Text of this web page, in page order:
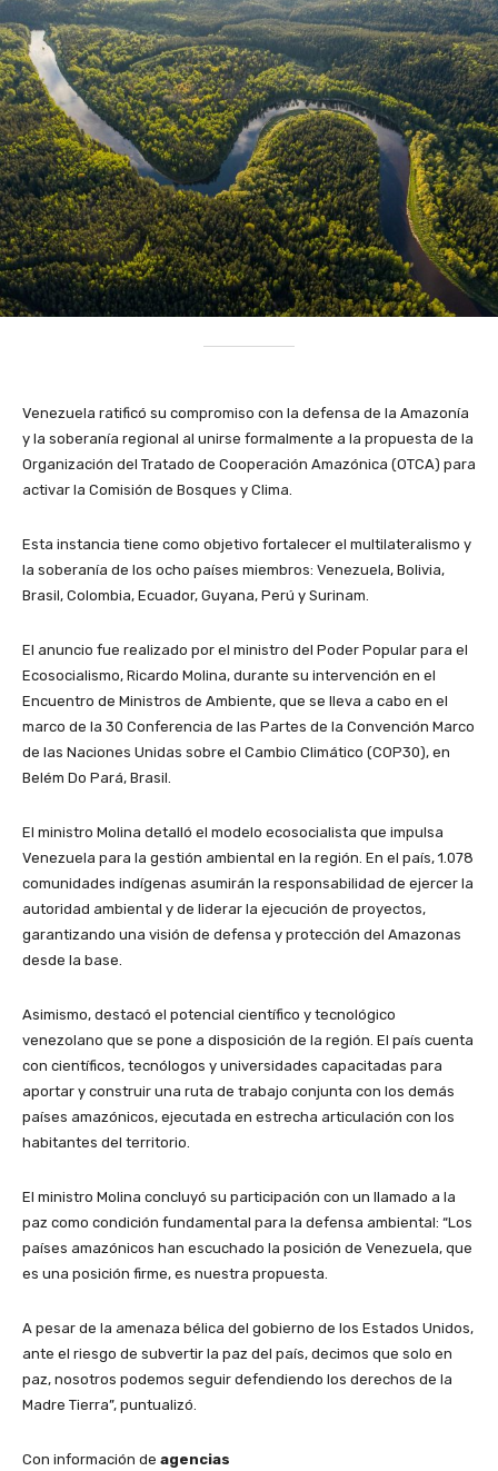
Venezuela ratificó su compromiso con la defensa de la Amazonía
y la soberanía regional al unirse formalmente a la propuesta de la
Organización del Tratado de Cooperación Amazónica (OTCA) para
activar la Comisión de Bosques y Clima.
Esta instancia tiene como objetivo fortalecer el multilateralismo y
la soberanía de los ocho países miembros: Venezuela, Bolivia,
Brasil, Colombia, Ecuador, Guyana, Perú y Surinam.
​El anuncio fue realizado por el ministro del Poder Popular para el
Ecosocialismo, Ricardo Molina, durante su intervención en el
Encuentro de Ministros de Ambiente, que se lleva a cabo en el
marco de la 30 Conferencia de las Partes de la Convención Marco
de las Naciones Unidas sobre el Cambio Climático (COP30), en
Belém Do Pará, Brasil.
​El ministro Molina detalló el modelo ecosocialista que impulsa
Venezuela para la gestión ambiental en la región. En el país, 1.078
comunidades indígenas asumirán la responsabilidad de ejercer la
autoridad ambiental y de liderar la ejecución de proyectos,
garantizando una visión de defensa y protección del Amazonas
desde la base.
​Asimismo, destacó el potencial científico y tecnológico
venezolano que se pone a disposición de la región. El país cuenta
con científicos, tecnólogos y universidades capacitadas para
aportar y construir una ruta de trabajo conjunta con los demás
países amazónicos, ejecutada en estrecha articulación con los
habitantes del territorio.
​El ministro Molina concluyó su participación con un llamado a la
paz como condición fundamental para la defensa ambiental: “Los
países amazónicos han escuchado la posición de Venezuela, que
es una posición firme, es nuestra propuesta.
A pesar de la amenaza bélica del gobierno de los Estados Unidos,
ante el riesgo de subvertir la paz del país, decimos que solo en
paz, nosotros podemos seguir defendiendo los derechos de la
Madre Tierra”, puntualizó.
Con información de agencias